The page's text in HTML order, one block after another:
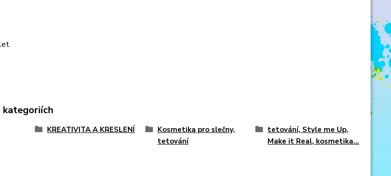
kategoriích
KREATIVITA A KRESLENÍ
Kosmetika pro slečny,
tetování
tetování, Style me Up,
Make it Real, kosmetika...